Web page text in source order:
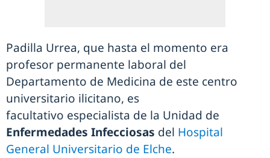
Padilla Urrea, que hasta el momento era
profesor permanente laboral del
Departamento de Medicina de este centro
universitario ilicitano, es
facultativo especialista de la Unidad de
Enfermedades Infecciosas del Hospital
General Universitario de Elche.